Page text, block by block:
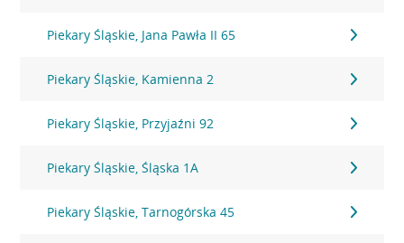
Piekary Śląskie, Jana Pawła II 65
Piekary Śląskie, Kamienna 2
Piekary Śląskie, Przyjaźni 92
Piekary Śląskie, Śląska 1A
Piekary Śląskie, Tarnogórska 45